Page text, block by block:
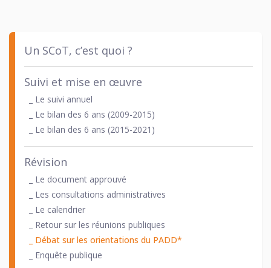
Un SCoT, c’est quoi ?
Suivi et mise en œuvre
_ Le suivi annuel
_ Le bilan des 6 ans (2009-2015)
_ Le bilan des 6 ans (2015-2021)
Révision
_ Le document approuvé
_ Les consultations administratives
_ Le calendrier
_ Retour sur les réunions publiques
_ Débat sur les orientations du PADD*
_ Enquête publique